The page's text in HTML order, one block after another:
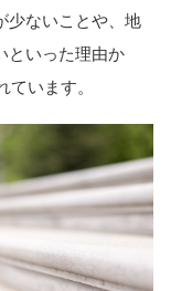
少ないことや、地
といった理由か
います。